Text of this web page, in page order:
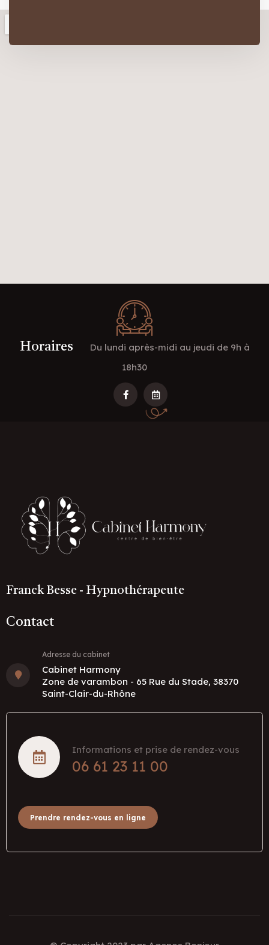
Horaires
Du lundi après-midi au jeudi de 9h à
18h30
Franck Besse - Hypnothérapeute
Contact
Adresse du cabinet
Cabinet Harmony
Zone de varambon - 65 Rue du Stade, 38370
Saint-Clair-du-Rhône
Informations et prise de rendez-vous
06 61 23 11 00
Prendre rendez-vous en ligne